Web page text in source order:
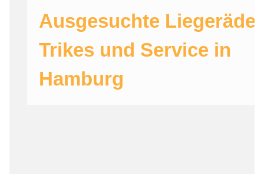
Ausgesuchte
Trikes und Service in
Hamburg